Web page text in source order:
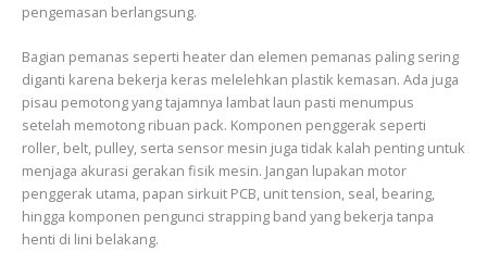
pengemasan berlangsung.
Bagian pemanas seperti heater dan elemen pemanas paling sering
diganti karena bekerja keras melelehkan plastik kemasan. Ada juga
pisau pemotong yang tajamnya lambat laun pasti menumpus
setelah memotong ribuan pack. Komponen penggerak seperti
roller, belt, pulley, serta sensor mesin juga tidak kalah penting untuk
menjaga akurasi gerakan fisik mesin. Jangan lupakan motor
penggerak utama, papan sirkuit PCB, unit tension, seal, bearing,
hingga komponen pengunci strapping band yang bekerja tanpa
henti di lini belakang.